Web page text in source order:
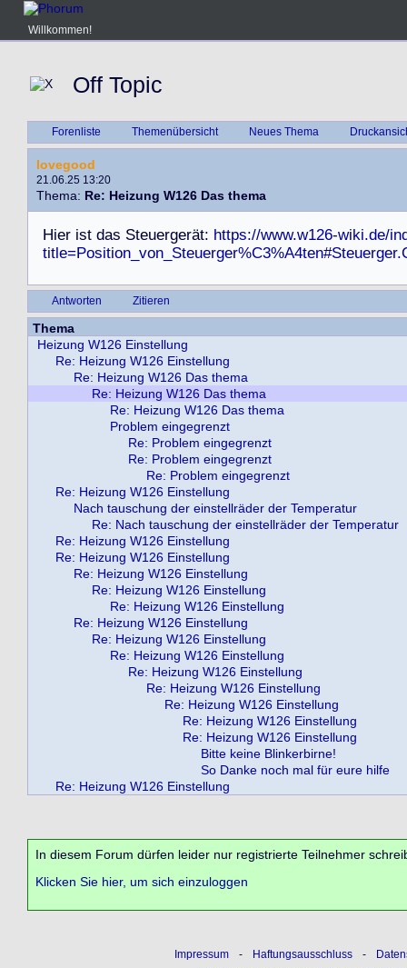
Willkommen!
Off Topic
Forenliste Themenübersicht Neues Thema
lovegood
21.06.25 13:20
Thema: Re: Heizung W126 Das thema
Hier ist das Steuergerät: https://www.w126-wiki.de/
Antworten Zitieren
Thema
Heizung W126 Einstellung
Re: Heizung W126 Einstellung
Re: Heizung W126 Das thema
Re: Heizung W126 Das thema
Re: Heizung W126 Das thema
Problem eingegrenzt
Re: Problem eingegrenzt
Re: Problem eingegrenzt
Re: Problem eingegrenzt
Re: Heizung W126 Einstellung
Nach tauschung der einstellräder der Temperatur
Re: Nach tauschung der einstellräder der Temperatur
Re: Heizung W126 Einstellung
Re: Heizung W126 Einstellung
Re: Heizung W126 Einstellung
Re: Heizung W126 Einstellung
Re: Heizung W126 Einstellung
Re: Heizung W126 Einstellung
Re: Heizung W126 Einstellung
Re: Heizung W126 Einstellung
Re: Heizung W126 Einstellung
Re: Heizung W126 Einstellung
Re: Heizung W126 Einstellung
Re: Heizung W126 Einstellung
Re: Heizung W126 Einstellung
Bitte keine Blinkerbirne!
So Danke noch mal für eure hilfe
Re: Heizung W126 Einstellung
In diesem Forum dürfen leider nur registrierte Teilnehmer
Klicken Sie hier, um sich einzuloggen
Impressum - Haftungsausschluss -